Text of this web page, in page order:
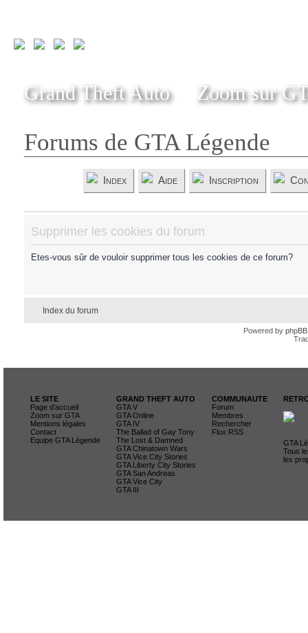
Grand Theft Auto Zoom sur
Forums de GTA Légende
Index Aide Inscription
Supprimer les cookies du forum
Etes-vous sûr de vouloir supprimer tous les cookies de ce forum?
Index du forum
Powered by phpBB
LE SITE
Page d'accueil
Zoom sur GTA
Mentions légales
Contact
Equipe GTA Légende
GRAND THEFT AUTO
GTA V
GTA Online
GTA IV
The Ballad of Gay Tony
The Lost & Damned
GTA Chinatown Wars
GTA Vice City Stories
GTA Liberty City Stories
GTA San Andreas
GTA Vice City
GTA III
COMMUNAUTE
Forum
Membres
Rechercher
Flux RSS
GTA
Tous
les